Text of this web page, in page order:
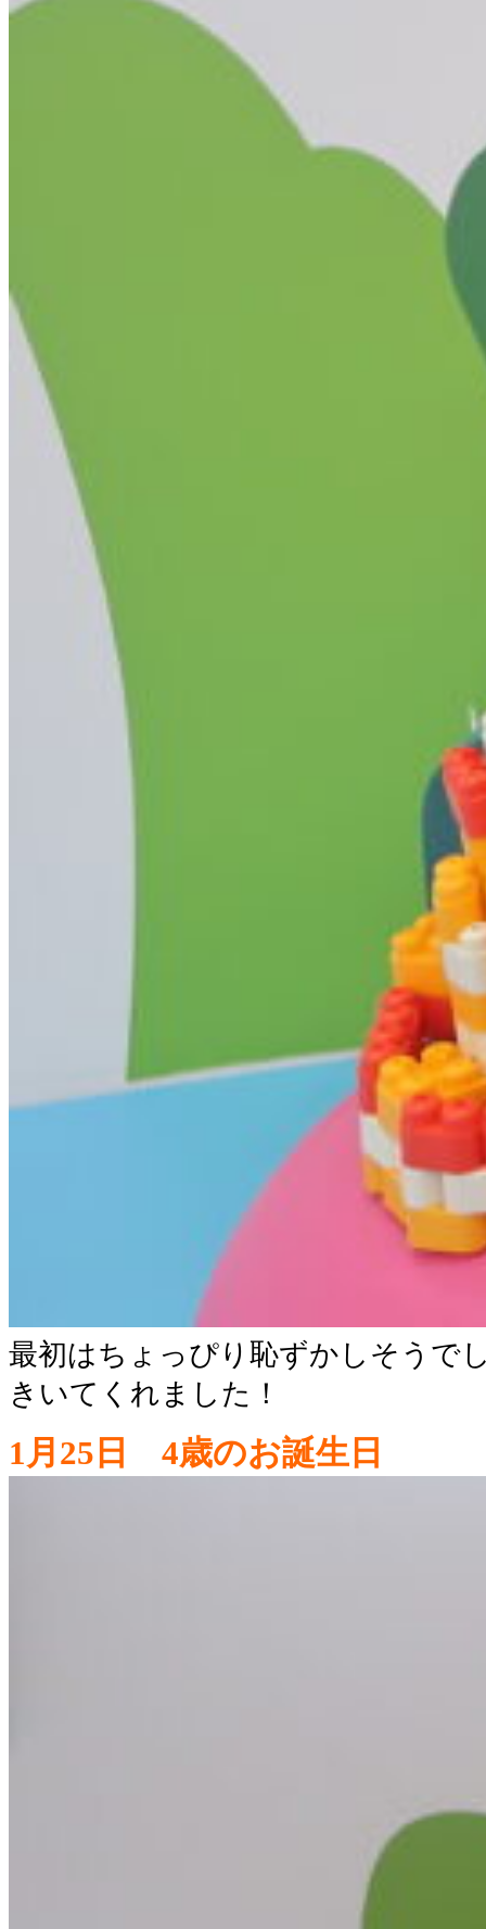
最初はちょっぴり恥ずかしそうで
きいてくれました！
1月25日 4歳のお誕生日